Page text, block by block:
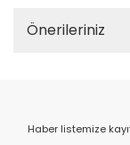
Önerileriniz
Haber listemize